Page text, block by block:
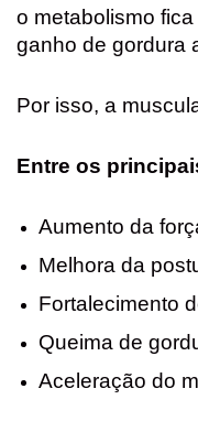
o metabolismo
ganho de gordura
Por isso, a
Entre os
Aumento da
Melhora da
Fortalecimento
Queima de
Aceleração do